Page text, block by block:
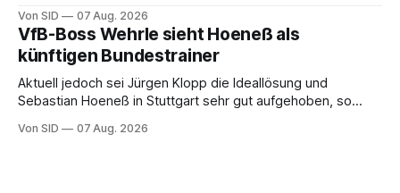
Von SID 07 Aug. 2026
VfB-Boss Wehrle sieht Hoeneß als
künftigen Bundestrainer
Aktuell jedoch sei Jürgen Klopp die Ideallösung und
Sebastian Hoeneß in Stuttgart sehr gut aufgehoben, so
Von SID 07 Aug. 2026